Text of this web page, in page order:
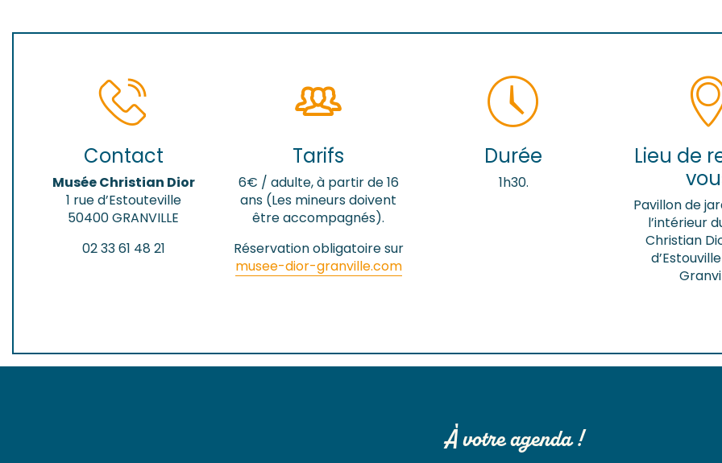
Contact
Musée Christian Dior
1 rue d’Estouteville
50400 GRANVILLE
02 33 61 48 21
Tarifs
6€ / adulte, à partir de 16
ans (Les mineurs doivent
être accompagnés).
Réservation obligatoire sur
musee-dior-granville.com
Durée
1h30.
Lieu de
Pavillon de
l’intérieur
Christian
À votre agenda !